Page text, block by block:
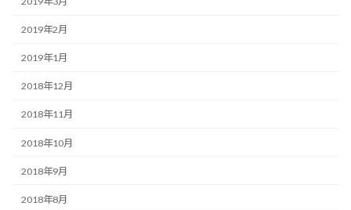
2019年2月
2019年1月
2018年12月
2018年11月
2018年10月
2018年9月
2018年8月